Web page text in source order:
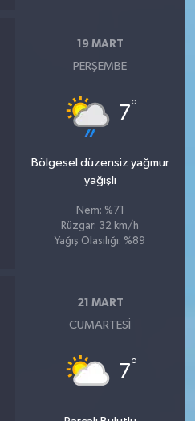
19 MART
PERŞEMBE
7°
Bölgesel düzensiz yağmur
yağışlı
Nem: %71
Rüzgar: 32 km/h
Yağış Olasılığı: %89
21 MART
CUMARTESI
7°